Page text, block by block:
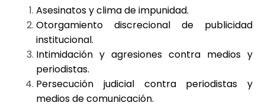
Asesinatos y clima de impunidad.
Otorgamiento discrecional de publicidad
institucional.
Intimidación y agresiones contra medios y
periodistas.
Persecución judicial contra periodistas y
medios de comunicación.